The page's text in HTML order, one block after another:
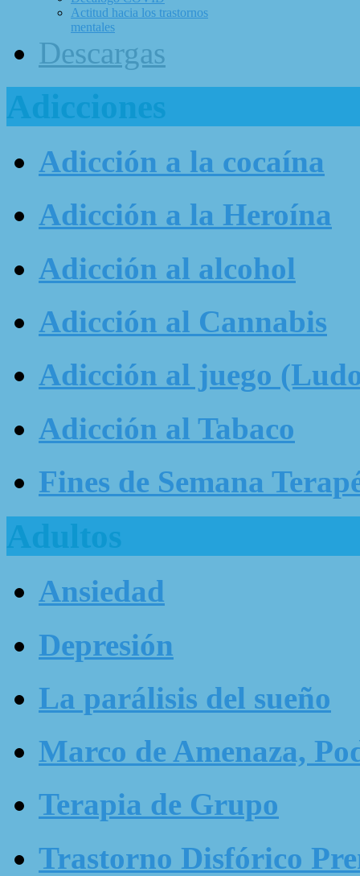
Actitud hacia los trastornos
mentales
Descargas
Adicciones
Adicción a la cocaína
Adicción a la Heroína
Adicción al alcohol
Adicción al Cannabis
Adicción al juego
Adicción al Tabaco
Fines de Semana
Adultos
Ansiedad
Depresión
La parálisis del sueño
Marco de Amenaza,
Terapia de Grupo
Trastorno Disfórico